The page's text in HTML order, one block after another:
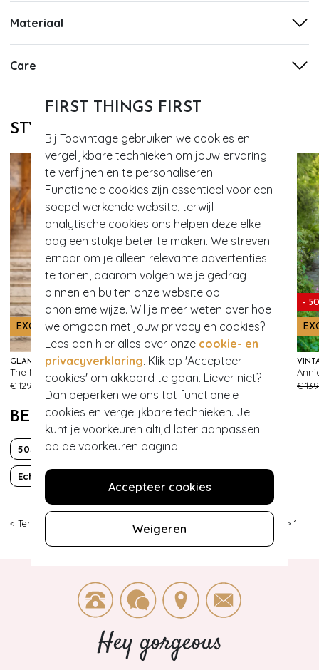
FIRST THINGS FIRST
Bij Topvintage gebruiken we cookies en
vergelijkbare technieken om jouw ervaring
te verfijnen en te personaliseren.
Functionele cookies zijn essentieel voor een
soepel werkende website, terwijl
analytische cookies ons helpen deze elke
dag een stukje beter te maken. We streven
ernaar om je alleen relevante advertenties
te tonen, daarom volgen we je gedrag
binnen en buiten onze website op
anonieme wijze. Wil je meer weten over hoe
we omgaan met jouw privacy en cookies?
Lees dan hier alles over onze cookie- en
privacyverklaring. Klik op 'Accepteer
cookies' om akkoord te gaan. Liever niet?
Dan beperken we ons tot functionele
cookies en vergelijkbare technieken. Je
kunt je voorkeuren altijd later aanpassen
op de voorkeuren pagina.
Accepteer cookies
Weigeren
Materiaal
Care
STYLE DIT MET
EXCLUSIEF
GLAMOUR BUNNY
The Moira Satin pencil jurk in gebroken wit
€ 129,95
275
EXCLUSIEF
Bette swing jurk in wit
€ 119,95 € 47,95
-
€
BEKIJK MEER VAN
50s 60s Bruid Classy chic
Echt leder
< Terug Schoenen > 1
Hey gorgeous